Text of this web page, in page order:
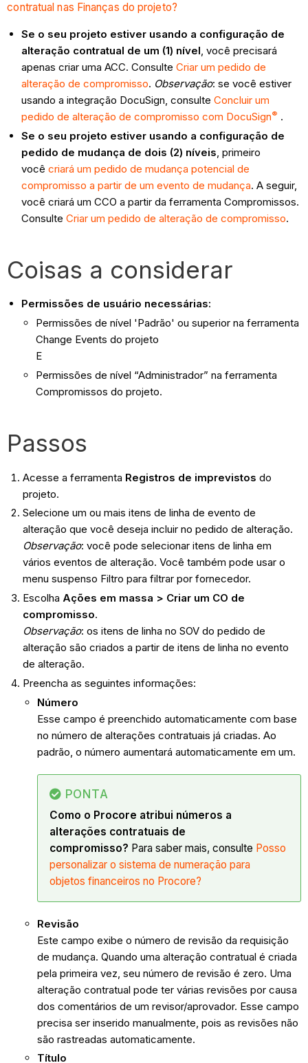
contratual nas Finanças do projeto?
Se o seu projeto estiver usando a configuração de
alteração contratual de um (1) nível, você precisará
apenas criar uma ACC. ConsulteCriar um pedido de
alteração de compromisso. Observação: se você estiver
usando a integração DocuSign, consulteConcluir um
pedido de alteração de compromisso com DocuSign® .
Se o seu projeto estiver usando a configuração de
pedido de mudança de dois (2) níveis, primeiro
vocêcriará um pedido de mudança potencial de
compromisso a partir de um evento de mudança. A seguir,
você criará um CCO a partir da ferramenta Compromissos.
ConsulteCriar um pedido de alteração de compromisso.
Coisas a considerar
Permissões de usuário necessárias:
Permissões de nível 'Padrão' ou superior na ferramenta
Change Events do projeto
E
Permissões de nível “Administrador” na ferramenta
Compromissos do projeto.
Passos
Acesse a ferramenta Registros de imprevistos do
projeto.
Selecione um ou mais itens de linha de evento de
alteração que você deseja incluir no pedido de alteração.
Observação: você pode selecionar itens de linha em
vários eventos de alteração. Você também pode usar o
menu suspenso Filtro para filtrar por fornecedor.
Escolha Ações em massa > Criar um CO de
compromisso.
Observação: os itens de linha no SOV do pedido de
alteração são criados a partir de itens de linha no evento
de alteração.
Preencha as seguintes informações:
Número
Esse campo é preenchido automaticamente com base
no número de alterações contratuais já criadas. Ao
padrão, o número aumentará automaticamente em um.
PONTA
Como o Procore atribui números a
alterações contratuais de
compromisso? Para saber mais, consulte Posso
personalizar o sistema de numeração para
objetos financeiros no Procore?
Revisão
Este campo exibe o número de revisão da requisição
de mudança. Quando uma alteração contratual é criada
pela primeira vez, seu número de revisão é zero. Uma
alteração contratual pode ter várias revisões por causa
dos comentários de um revisor/aprovador. Esse campo
precisa ser inserido manualmente, pois as revisões não
são rastreadas automaticamente.
Título